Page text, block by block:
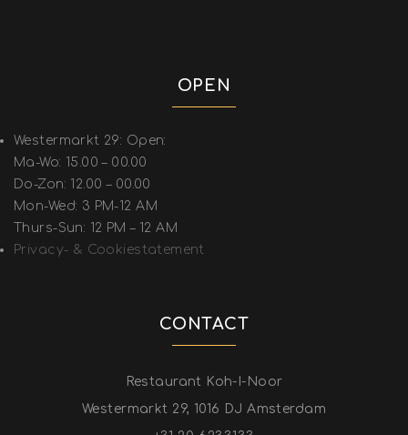
OPEN
Westermarkt 29: Open:
Ma-Wo: 15.00 – 00.00
Do-Zon: 12.00 – 00.00
Mon-Wed: 3 PM-12 AM
Thurs-Sun: 12 PM – 12 AM
Privacy- & Cookiestatement
CONTACT
Restaurant Koh-I-Noor
Westermarkt 29, 1016 DJ Amsterdam